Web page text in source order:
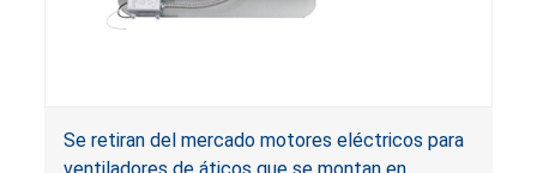
Se retiran del mercado motores eléctricos para